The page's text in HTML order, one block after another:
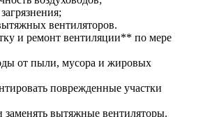
вентиляторов.
и ремонт вентиляции** по мере
от пыли, мусора и жировых
поврежденные участки
вытяжные вентиляторы.